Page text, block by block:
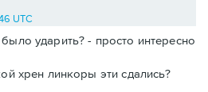
UTC
ударить? - просто интересно
хрен линкоры эти сдались?